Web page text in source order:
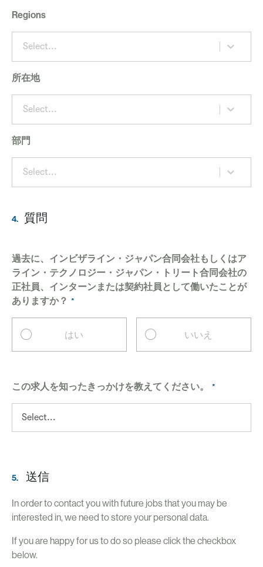
Regions
Select...
所在地
Select...
部門
Select...
4. 質問
過去に、インビザライン・ジャパン合同会社もしくはア
ライン・テクノロジー・ジャパン・トリート合同会社の
正社員、インターンまたは契約社員として働いたことが
ありますか？
はい いいえ
この求人を知ったきっかけを教えてください。
5. 送信
In order to contact you with future jobs that you may be
interested in, we need to store your personal data.
If you are happy for us to do so please click the checkbox
below.